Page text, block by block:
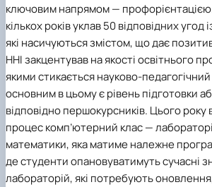
ключовим напрямом —
кількох років уклав 50 відповідних угод
які насичуються змістом, що дає
ННІ закцентував на якості освітнього
якими стикається науково-
основним в цьому є рівень підготовки
відповідно першокурсників. Цього року
процес комп’ютерний клас —
математики, яка матиме належне
де студенти опановуватимуть сучасні
лабораторій, які потребують